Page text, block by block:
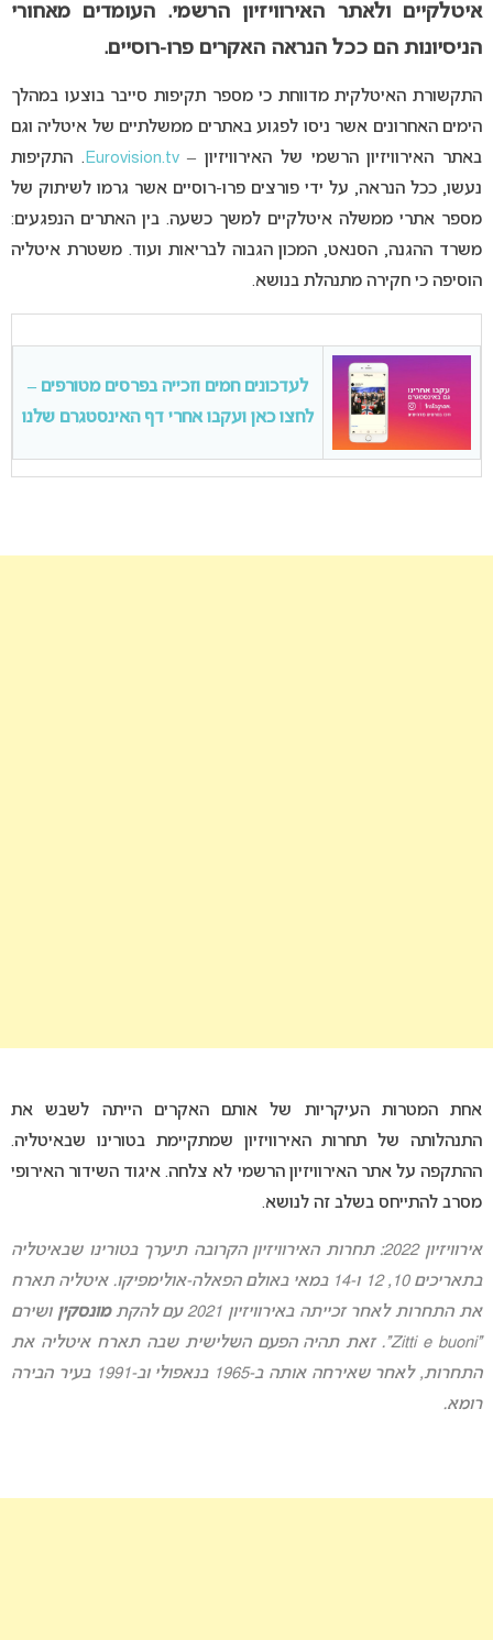
איטלקיים ולאתר האירוויזיון הרשמי. העומדים מאחורי
הניסיונות הם ככל הנראה האקרים פרו-רוסיים.
התקשורת האיטלקית מדווחת כי מספר תקיפות סייבר בוצעו במהלך
הימים האחרונים אשר ניסו לפגוע באתרים ממשלתיים של איטליה וגם
באתר האירוויזיון הרשמי של האירוויזיון –Eurovision.tv . התקיפות
נעשו, ככל הנראה, על ידי פורצים פרו-רוסיים אשר גרמו לשיתוק של
מספר אתרי ממשלה איטלקיים למשך כשעה. בין האתרים הנפגעים:
משרד ההגנה, הסנאט, המכון הגבוה לבריאות ועוד. משטרת איטליה
הוסיפה כי חקירה מתנהלת בנושא.
לעדכונים חמים וזכייה בפרסים מטורפים –
לחצו כאן ועקבו אחרי דף האינסטגרם שלנו
אחת המטרות העיקריות של אותם האקרים הייתה לשבש את
התנהלותה של תחרות האירוויזיון שמתקיימת בטורינו שבאיטליה.
ההתקפה על אתר האירוויזיון הרשמי לא צלחה. איגוד השידור האירופי
מסרב להתייחס בשלב זה לנושא.
אירוויזיון 2022: תחרות האירוויזיון הקרובה תיערך בטורינו שבאיטליה
בתאריכים 10, 12 ו-14 במאי באולם הפאלה-אולימפיקו. איטליה תארח
את התחרות לאחר זכייתה באירוויזיון 2021 עם להקת
מונסקין ושירם
“Zitti e buoni”. זאת תהיה הפעם השלישית שבה תארח איטליה את
התחרות, לאחר שאירחה אותה ב-1965 בנאפולי וב-1991 בעיר הבירה
רומא.